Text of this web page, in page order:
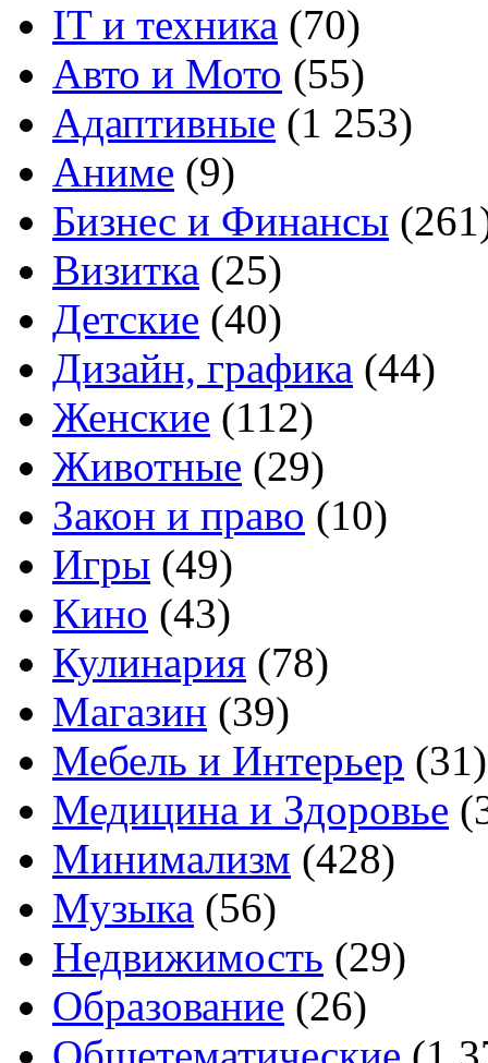
IT и техника (70)
Авто и Мото (55)
Адаптивные (1 253)
Аниме (9)
Бизнес и Финансы
Визитка (25)
Детские (40)
Дизайн, графика (44)
Женские (112)
Животные (29)
Закон и право (10)
Игры (49)
Кино (43)
Кулинария (78)
Магазин (39)
Мебель и Интерьер (31)
Медицина и Здоровье
Минимализм (428)
Музыка (56)
Недвижимость (29)
Образование (26)